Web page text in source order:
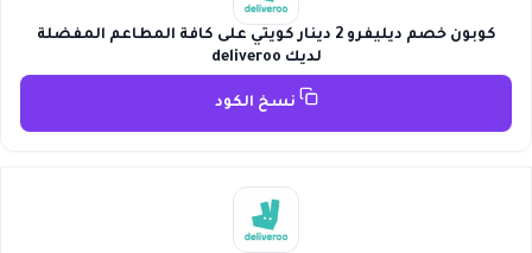
كوبون خصم ديليفرو 2 دينار كويتي على كافة المطاعم المفضلة
لديك deliveroo
نسخ الكود